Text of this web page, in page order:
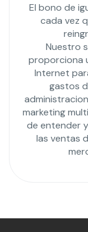
El bono de
cada vez
Nuestro
proporciona
Internet
gastos
marketing
de entender
las ventas